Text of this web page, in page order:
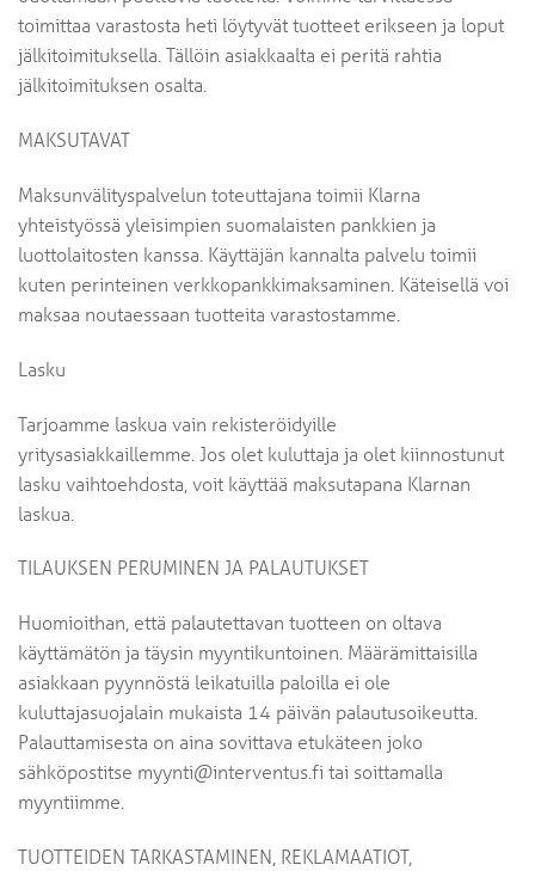
toimittaa varastosta heti löytyvät tuotteet erikseen ja loput
jälkitoimituksella. Tällöin asiakkaalta ei peritä rahtia
jälkitoimituksen osalta.
MAKSUTAVAT
Maksunvälityspalvelun toteuttajana toimii Klarna
yhteistyössä yleisimpien suomalaisten pankkien ja
luottolaitosten kanssa. Käyttäjän kannalta palvelu toimii
kuten perinteinen verkkopankkimaksaminen. Käteisellä voi
maksaa noutaessaan tuotteita varastostamme.
Lasku
Tarjoamme laskua vain rekisteröidyille
yritysasiakkaillemme. Jos olet kuluttaja ja olet kiinnostunut
lasku vaihtoehdosta, voit käyttää maksutapana Klarnan
laskua.
TILAUKSEN PERUMINEN JA PALAUTUKSET
Huomioithan, että palautettavan tuotteen on oltava
käyttämätön ja täysin myyntikuntoinen. Määrämittaisilla
asiakkaan pyynnöstä leikatuilla paloilla ei ole
kuluttajasuojalain mukaista 14 päivän palautusoikeutta.
Palauttamisesta on aina sovittava etukäteen joko
sähköpostitse myynti@interventus.fi tai soittamalla
myyntiimme.
TUOTTEIDEN TARKASTAMINEN, REKLAMAATIOT,